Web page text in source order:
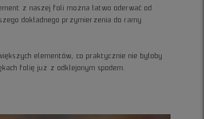
z naszej foli można łatwo oderwać od
dokładnego przymierzenia do ramy
elementów, co praktycznie nie byłoby
folię już z odklejonym spodem.